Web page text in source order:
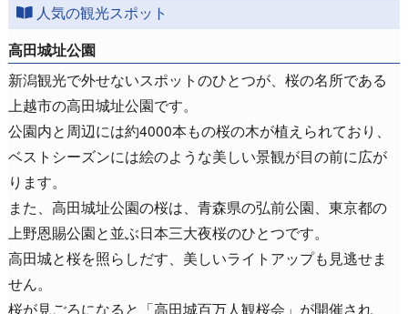
人気の観光スポット
高田城址公園
新潟観光で外せないスポットのひとつが、桜の名所である
上越市の高田城址公園です。
公園内と周辺には約4000本もの桜の木が植えられており、
ベストシーズンには絵のような美しい景観が目の前に広が
ります。
また、高田城址公園の桜は、青森県の弘前公園、東京都の
上野恩賜公園と並ぶ日本三大夜桜のひとつです。
高田城と桜を照らしだす、美しいライトアップも見逃せま
せん。
桜が見ごろになると「高田城百万人観桜会」が開催され、